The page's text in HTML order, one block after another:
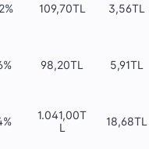
109,70TL 3,56TL
98,20TL 5,91TL
1.041,00T
L
18,68TL